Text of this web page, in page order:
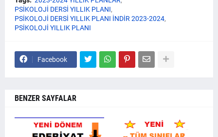
PSİKOLOJİ DERSİ YILLIK PLANI
PSİKOLOJİ DERSİ YILLIK PLANI İNDİR 2023-2024
PSİKOLOJİ YILLIK PLANI
Facebook
BENZER SAYFALAR